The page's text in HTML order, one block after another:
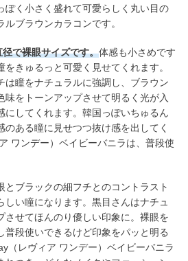
ぽく小さく盛れて可愛らしく丸い目の
ブラウンカラコンです。
で裸眼サイズです。体感も小さめです
きゅるっと可愛く見せてくれます。
は瞳をナチュラルに強調し、ブラウン
味をトーンアップさせて明るく光が入
にしてくれます。韓国っぽいちゅるん
のある瞳に見せつつ抜け感を出してく
ワンデー）ベイビーバニラは、普段使
とブラックの細フチとのコントラスト
しい瞳になります。黒目さんはナチュ
させてほんのり優しい印象に。裸眼を
普段使いできるけど印象をパッと明る
（レヴィア ワンデー）ベイビーバニラ